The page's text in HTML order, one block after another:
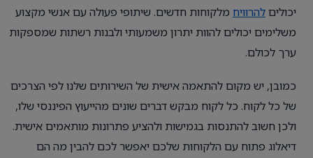
יכוליםלהרוויח מלקוחות חדשים. שיתופי פעולה עם אנשי מקצוע
משלימים יכולים להוות יתרון משמעותי ולבנות רשתות שמספקות
ערך לכולם.
כמובן, יש מקום להתאמה אישית של השירותים שלנו לפי הצרכים
של כל לקוח. כל לקוח מבקש דברים שונים מהייעוץ הפיננסי שלו,
ולכן חשוב להתנסות בגמישות ולהציע פתרונות מותאמים אישית.
דיאלוג פתוח עם הלקוחות שלכם יאפשר לכם להבין מה הם